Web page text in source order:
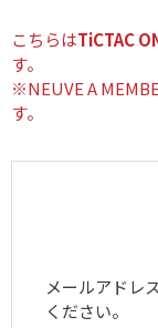
こちらはTiCTAC
す。
※NEUVE A
す。
メールアドレ
ください。